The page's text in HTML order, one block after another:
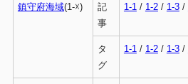
鎮守府海域(1-☓)
記
事
1-1 / 1-2/ 1-3/
タ
グ
1-1 / 1-2/ 1-3/